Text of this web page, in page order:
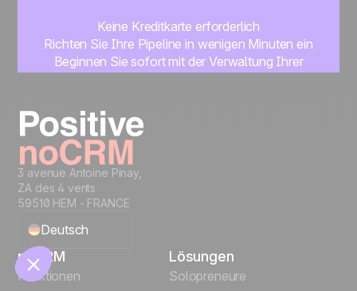
Keine Kreditkarte erforderlich
Richten Sie Ihre Pipeline in wenigen Minuten ein
Beginnen Sie sofort mit der Verwaltung Ihrer
3 avenue Antoine Pinay,
ZA des 4 vents
59510 HEM - FRANCE
Deutsch
English
noCRM
Funktionen
Lösungen
Solopreneure